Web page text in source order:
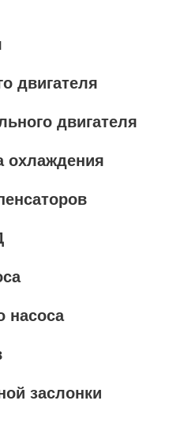
двигателя
двигателя
охлаждения
насоса
заслонки